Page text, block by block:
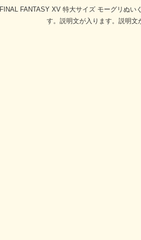
タイトー ポインコ 特大サイズぬいぐるみ 全2種
す。説明文が入ります。説明文が入